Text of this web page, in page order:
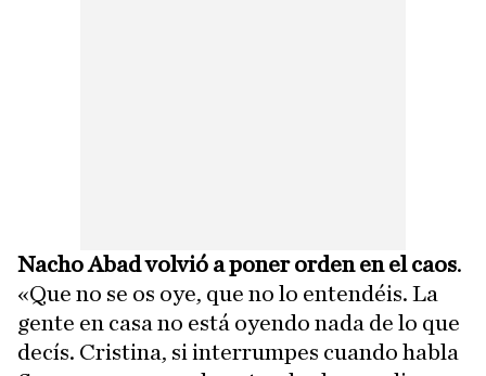
Nacho Abad volvió a poner orden en el caos.
«Que no se os oye, que no lo entendéis. La
gente en casa no está oyendo nada de lo que
decís. Cristina, si interrumpes cuando habla